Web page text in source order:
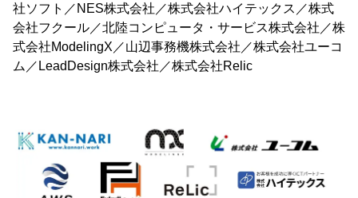
社ソフト／NES株式会社／株式会社ハイテックス／株式
会社フクール／北陸コンピュータ・サービス株式会社／株
式会社ModelingX／山辺事務機株式会社／株式会社ユーコ
ム／LeadDesign株式会社／株式会社Relic